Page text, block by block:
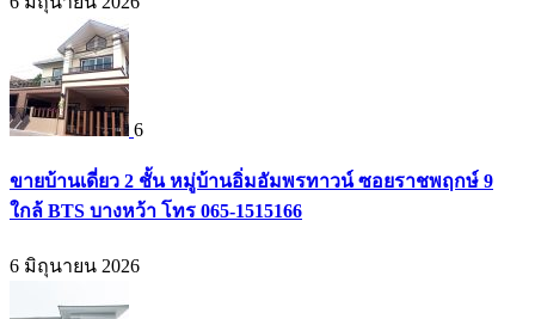
6
ขายบ้านเดี่ยว 2 ชั้น หมู่บ้านอิ่มอัมพรทาวน์ ซอยราชพฤกษ์ 9
ใกล้ BTS บางหว้า โทร 065-1515166
6 มิถุนายน 2026